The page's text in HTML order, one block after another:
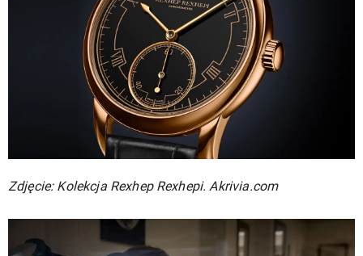
Zdjęcie: Kolekcja Rexhep Rexhepi. Akrivia.com